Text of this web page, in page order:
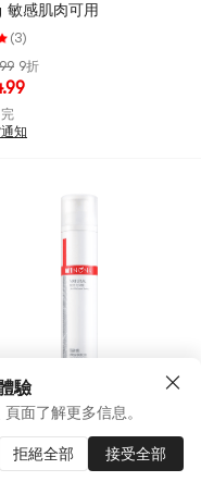
敏感肌肉可用
(3)
9折
知
薇諾娜 舒敏安膚修紅
緩補水爽膚水 去紅血絲
角質層 120ml
驗
頁面了解更多信息。
拒絕全部 接受全部